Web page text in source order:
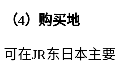
（4） 购买地
可在JR东日本主